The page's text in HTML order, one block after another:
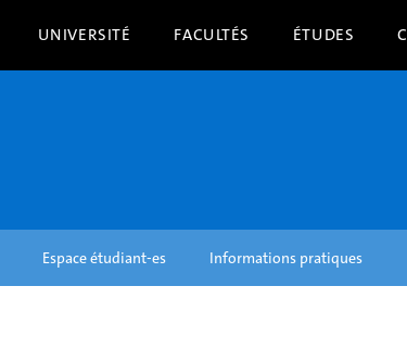
UNIVERSITÉ FACULTÉS ÉTUDES
Espace étudiant-es Informations pratiques